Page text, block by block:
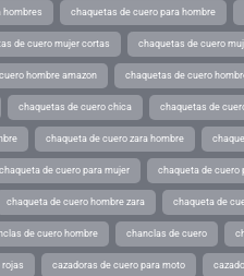
hombres chaquetas de cuero para hombre
de cuero mujer cortas chaquetas de cuero
hombre amazon chaquetas de cuero
chaquetas de cuero chica chaquetas de
chaqueta de cuero zara hombre
chaqueta de cuero para mujer chaqueta de cuero
chaqueta de cuero hombre zara chaqueta de
de cuero hombre chanclas de cuero
rojas cazadoras de cuero para moto